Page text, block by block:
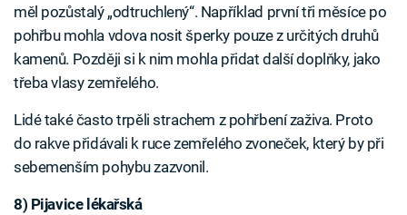
měl pozůstalý „odtruchlený“. Například první tři měsíce po
pohřbu mohla vdova nosit šperky pouze z určitých druhů
kamenů. Později si k nim mohla přidat další doplňky, jako
třeba vlasy zemřelého.
Lidé také často trpěli strachem z pohřbení zaživa. Proto
do rakve přidávali k ruce zemřelého zvoneček, který by při
sebemenším pohybu zazvonil.
8) Pijavice lékařská